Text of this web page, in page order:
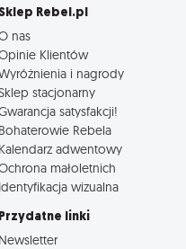
Sklep Rebel.pl
nas
Klientów
i nagrody
stacjonarny
satysfakcji!
Bohaterowie Rebela
Kalendarz adwentowy
małoletnich
Identyfikacja wizualna
Przydatne linki
Newsletter